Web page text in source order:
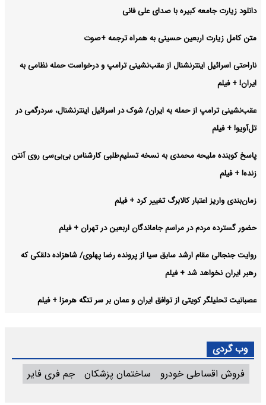
دانلود زیارت جامعه کبیره با صدای علی فانی
متن کامل زیارت اربعین حسینی به همراه ترجمه +صوت
ناراحتی اسرائیل اینترنشنال از عقب‌نشینی ترامپ و درخواست حمله نظامی به
ایران! + فیلم
عقب‌نشینی ترامپ از حمله به ایران/ شوک در اسرائیل اینترنشنال، سردرگمی در
تل‌آویو! + فیلم
پاسخ کوبنده ملیحه محمدی به نسخه تسلیم‌طلبی کارشناس بی‌بی‌سی روی آنتن
زنده! + فیلم
زمان‌بندی واریز اعتبار کالابرگ تغییر کرد + فیلم
حضور گسترده مردم در مراسم جاماندگان اربعین در تهران + فیلم
روایت جنجالی مقام ارشد سابق سیا از پرونده رضا پهلوی/ شاهزاده دلقکی که
رهبر ایران نخواهد شد + فیلم
عصبانیت تحلیلگر کویتی از توافق ایران و عمان بر سر تنگه هرمز! + فیلم
وب گردی
فروش اقساطی خودرو
ساختمان پزشکان جم فری فایر